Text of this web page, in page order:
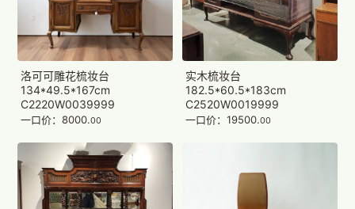
洛可可雕花梳妆台
134*49.5*167cm
C2220W0039999
一口价：8000.00
实木梳妆台
182.5*60.5*183cm
C2520W0019999
一口价：19500.00